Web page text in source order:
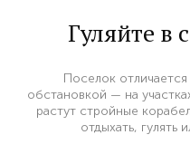
Гуляйте в
Поселок
обстановкой — на
растут стройные
отдыхать, гулять